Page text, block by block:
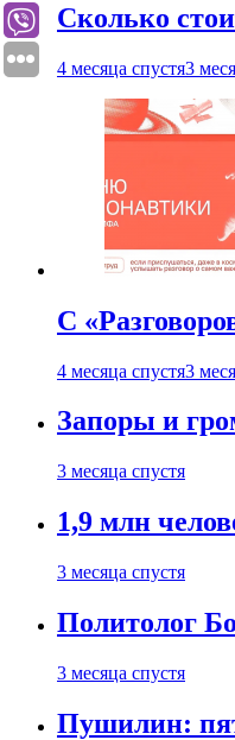
Сколько
4 месяца спустя3
С
4 месяца спустя3
Запоры и
3 месяца спустя
1,9 млн
3 месяца спустя
Политолог
3 месяца спустя
Пушилин: